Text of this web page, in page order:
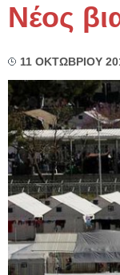
Νέος
11 ΟΚΤΩΒΡΙΟΥ